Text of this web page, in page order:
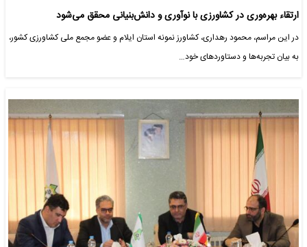
ارتقاء بهره‌وری در کشاورزی با نوآوری و دانش‌بنیانی محقق می‌شود
در این مراسم، محمود رهداری، کشاورز نمونه استان ایلام و عضو مجمع ملی کشاورزی کشور،
به بیان تجربه‌ها و دستاوردهای خود…